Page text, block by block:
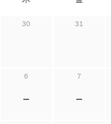
30 31
6
ー
7
ー